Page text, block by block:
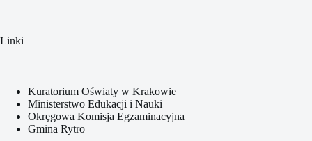
Linki
Kuratorium Oświaty w Krakowie
Ministerstwo Edukacji i Nauki
Okręgowa Komisja Egzaminacyjna
Gmina Rytro